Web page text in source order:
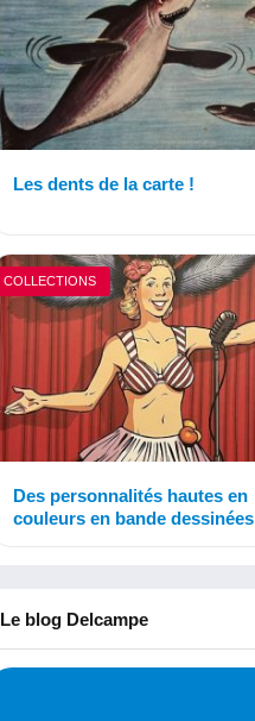
Les dents de la carte !
COLLECTIONS
Des personnalités hautes en
couleurs en bande dessinées
Le blog Delcampe